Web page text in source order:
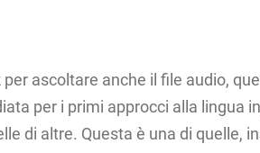
per ascoltare anche il file audio,
per i primi approcci alla lingua
di altre. Questa è una di quelle,